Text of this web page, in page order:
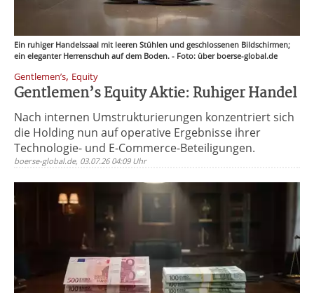
Ein ruhiger Handelssaal mit leeren Stühlen und geschlossenen Bildschirmen;
ein eleganter Herrenschuh auf dem Boden. - Foto: über boerse-global.de
Gentlemen’s, Equity
Gentlemen’s Equity Aktie: Ruhiger Handel
Nach internen Umstrukturierungen konzentriert sich
die Holding nun auf operative Ergebnisse ihrer
Technologie- und E-Commerce-Beteiligungen.
boerse-global.de, 03.07.26 04:09 Uhr